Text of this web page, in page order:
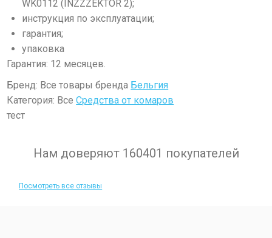
WK0112 (INZZZEKTOR 2);
инструкция по эксплуатации;
гарантия;
упаковка
Гарантия: 12 месяцев.
Бренд: Все товары бренда Бельгия
Категория: ВсеСредства от комаров
тест
Нам доверяют 160401 покупателей
Посмотреть все отзывы